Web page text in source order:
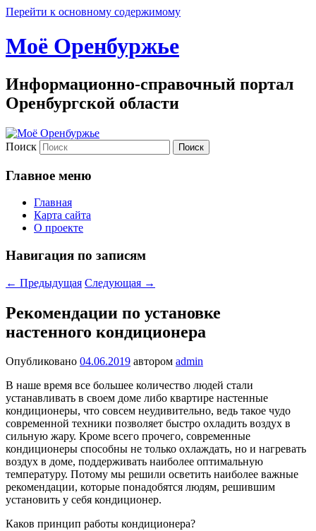
Перейти к основному содержимому
Моё Оренбуржье
Информационно-справочный портал
Оренбургской области
Поиск
Главное меню
Главная
Карта сайта
О проекте
Навигация по записям
← Предыдущая Следующая →
Рекомендации по установке
настенного кондиционера
Опубликовано 04.06.2019 автором admin
В наше время все большее количество людей стали
устанавливать в своем доме либо квартире настенные
кондиционеры, что совсем неудивительно, ведь такое чудо
современной техники позволяет быстро охладить воздух в
сильную жару. Кроме всего прочего, современные
кондиционеры способны не только охлаждать, но и нагревать
воздух в доме, поддерживать наиболее оптимальную
температуру. Потому мы решили осветить наиболее важные
рекомендации, которые понадобятся людям, решившим
установить у себя кондиционер.
Каков принцип работы кондиционера?